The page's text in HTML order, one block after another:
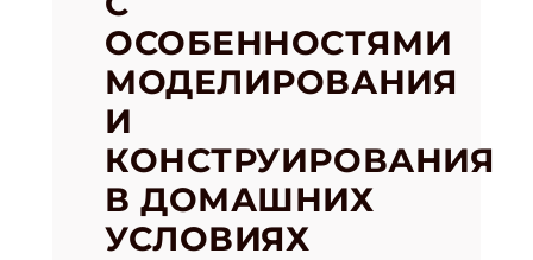
ОСОБЕННОСТЯМИ
МОДЕЛИРОВАНИЯ
И
КОНСТРУИРОВАНИЯ
В ДОМАШНИХ
УСЛОВИЯХ